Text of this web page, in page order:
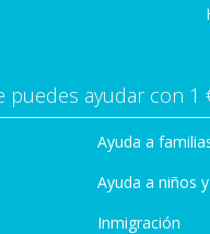
puedes ayudar con 1
Ayuda a
Ayuda a niños
Inmigración